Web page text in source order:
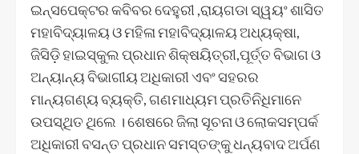
ଇନ୍ସପେକ୍ଟର କବିବର ଦେହୁରୀ ,ରାୟଗଡା ସ୍ୱୟଂ ଶାସିତ
ମହାବିଦ୍ୟାଳୟ ଓ ମହିଳା ମହାବିଦ୍ୟାଳୟ ଅଧ୍ୟକ୍ଷା,
ଜିସିଡ଼ି ହାଇସ୍କୁଲ ପ୍ରଧାନ ଶିକ୍ଷୟିତ୍ରୀ,ପୂର୍ତ୍ତ ବିଭାଗ ଓ
ଅନ୍ୟାନ୍ୟ ବିଭାଗୀୟ ଅଧିକାରୀ ଏବଂ ସହରର
ମାନ୍ୟଗଣ୍ୟ ବ୍ୟକ୍ତି, ଗଣମାଧ୍ୟମ ପ୍ରତିନିଧିମାନେ
ଉପସ୍ଥିତ ଥିଲେ । ଶେଷରେ ଜିଲା ସୂଚନା ଓ ଲୋକସମ୍ପର୍କ
ଅଧିକାରୀ ବସନ୍ତ ପ୍ରଧାନ ସମସ୍ତଙ୍କୁ ଧନ୍ୟବାଦ ଅର୍ପଣ